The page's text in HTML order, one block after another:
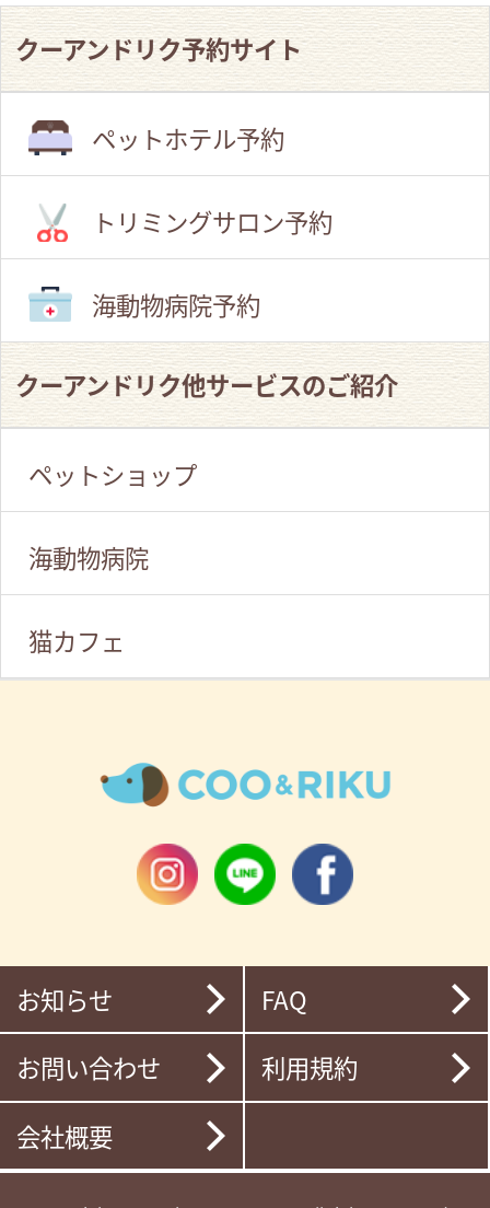
クーアンドリク予約サイト
ペットホテル予約
トリミングサロン予約
海動物病院予約
クーアンドリク他サービスのご紹介
ペットショップ
海動物病院
猫カフェ
お知らせ
お問い合わせ
会社概要
FAQ
利用規約